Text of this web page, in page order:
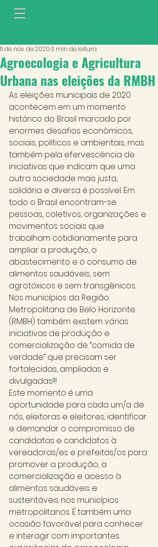
Agroecologia e Agricultura
Urbana nas eleições da RMBH
11 de nov. de 20203 min de leitura
As eleições municipais de 2020
acontecem em um momento
histórico do Brasil marcado por
enormes desafios econômicos,
sociais, políticos e ambientais, mas
também pela efervescência de
iniciativas que indicam que uma
outra sociedade mais justa,
solidária e diversa é possível. Em
todo o Brasil encontram-se
pessoas, coletivos, organizações e
movimentos sociais que
trabalham cotidianamente para
ampliar a produção, o
abastecimento e o consumo de
alimentos saudáveis, sem
agrotóxicos e sem transgênicos.
Nos municípios da Região
Metropolitana de Belo Horizonte
(RMBH) também existem várias
iniciativas de produção e
comercialização de “comida de
verdade” que precisam ser
fortalecidas, ampliadas e
divulgadas!!!
Este momento é uma
oportunidade para cada um/a de
nós, eleitoras e eleitores, identificar
e demandar o compromisso de
candidatas e candidatos à
vereadoras/es e prefeitas/os para
promover a produção, a
comercialização e acesso à
alimentos saudáveis e
sustentáveis nos municípios
metropolitanos. É também uma
ocasião favorável para conhecer
e interagir com importantes